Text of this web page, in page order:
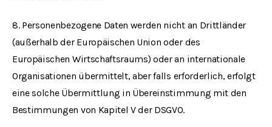
8. Personenbezogene Daten werden nicht an Drittländer
(außerhalb der Europäischen Union oder des
Europäischen Wirtschaftsraums) oder an internationale
Organisationen übermittelt, aber falls erforderlich, erfolgt
eine solche Übermittlung in Übereinstimmung mit den
Bestimmungen von Kapitel V der DSGVO.